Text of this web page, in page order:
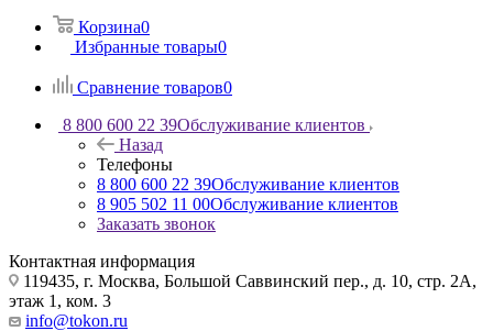
Корзина0
Избранные товары0
Сравнение товаров0
8 800 600 22 39Обслуживание клиентов
Назад
Телефоны
8 800 600 22 39Обслуживание клиентов
8 905 502 11 00Обслуживание клиентов
Заказать звонок
Контактная информация
119435, г. Москва, Большой Саввинский пер., д. 10, стр. 2А,
этаж 1, ком. 3
info@tokon.ru